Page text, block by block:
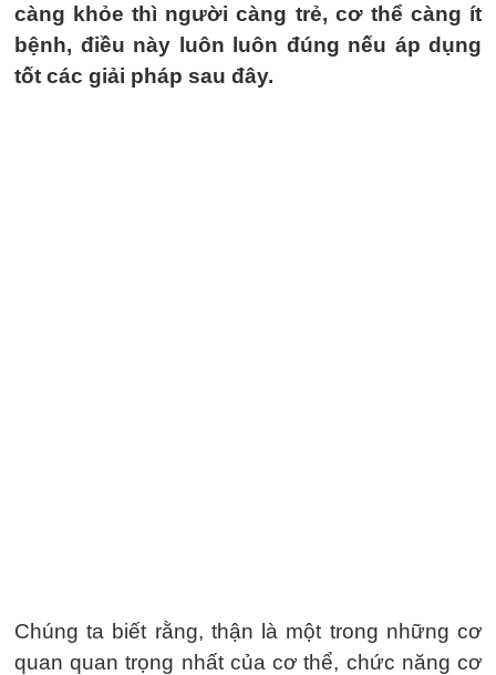
càng khỏe thì người càng trẻ, cơ thể càng ít
bệnh, điều này luôn luôn đúng nếu áp dụng
tốt các giải pháp sau đây.
Chúng ta biết rằng, thận là một trong những cơ
quan quan trọng nhất của cơ thể, chức năng cơ